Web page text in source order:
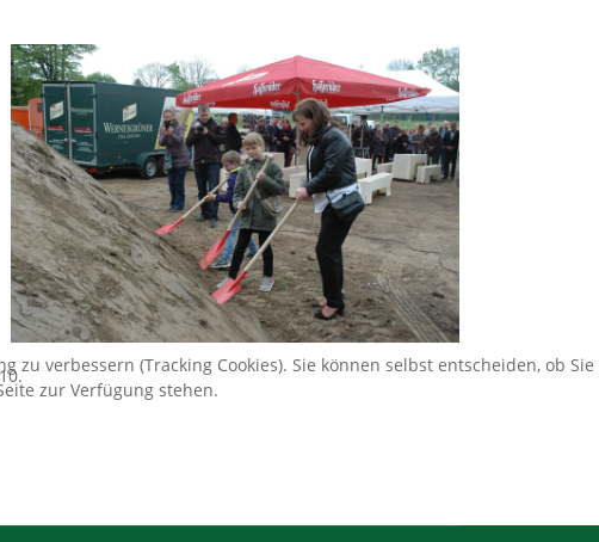
verbessern (Tracking Cookies). Sie können selbst entscheiden, ob Sie
zur Verfügung stehen.